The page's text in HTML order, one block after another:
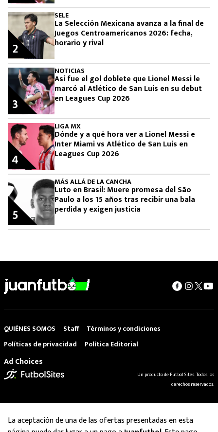
SELE
La Selección Mexicana avanza a la final de
Juegos Centroamericanos 2026: fecha,
horario y rival
2
NOTICIAS
Así fue el gol doblete que Lionel Messi le
marcó al Atlético de San Luis en su debut
en Leagues Cup 2026
3
LIGA MX
Dónde y a qué hora ver a Lionel Messi e
Inter Miami vs Atlético de San Luis en
Leagues Cup 2026
4
MÁS ALLÁ DE LA CANCHA
Luto en Brasil: Muere promesa del São
Paulo a los 15 años tras recibir una bala
perdida y exigen justicia
5
QUIÉNES SOMOS Staff
Términos y condiciones
Políticas de privacidad
Política Editorial
Ad Choices
Un producto de Futbol Sites. Todos los
derechos reservados.
La aceptación de una de las ofertas presentadas en esta